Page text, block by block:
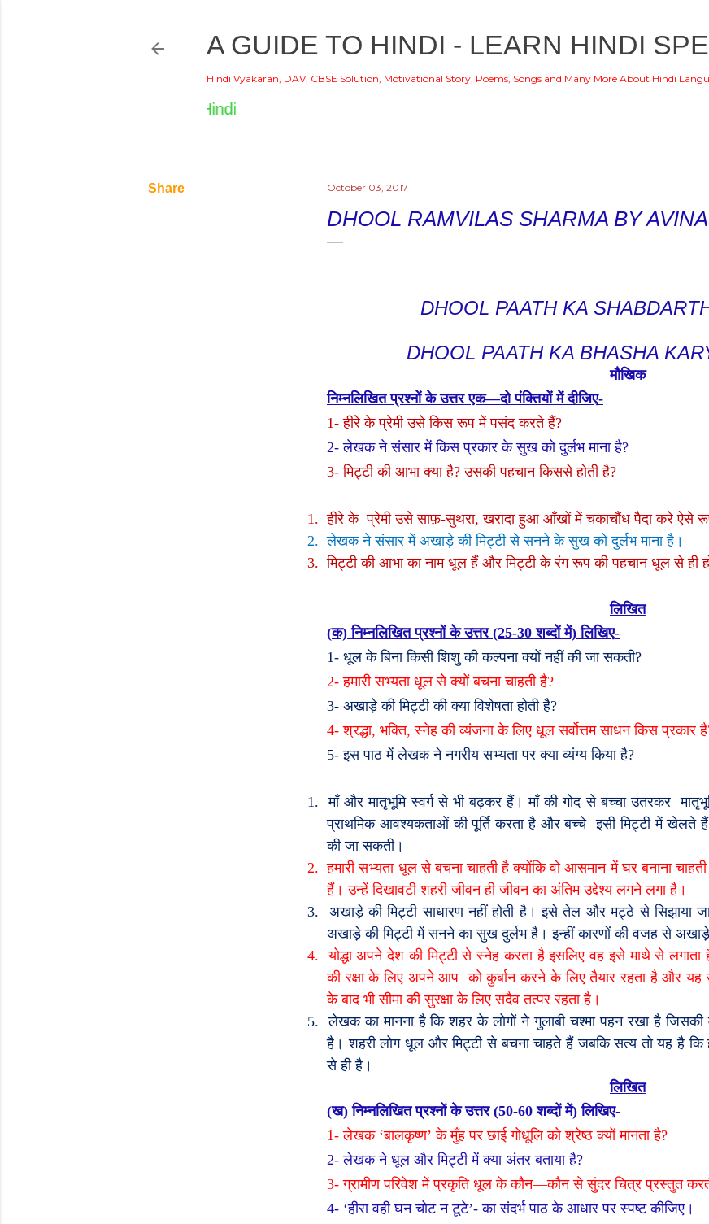
A GUIDE TO HINDI - LEARN HINDI
Hindi Vyakaran, DAV, CBSE Solution, Motivational Story, Poems, Songs and Many More About Hindi
Share October 03, 2017
DHOOL RAMVILAS SHARMA BY
DHOOL PAATH KA
DHOOL PAATH KA BHASHA
मौखिक
निम्नलिखित प्रश्नों के उत्तर एक—दो पंक्तियों में दीजिए-
1-हीरे के प्रेमी उसे किस रूप में पसंद करते हैं?
2-लेखक ने संसार में किस प्रकार के सुख को दुर्लभ माना है?
3-मिट्टी की आभा क्या है?उसकी पहचान किससे होती है?
1. हीरे के प्रेमी उसे साफ़-सुथरा,खरादा हुआ आँखों में चकाचौंध पैदा करे ऐसे
2. लेखक ने संसार में अखाड़े की मिट्टी से सनने के सुख को दुर्लभ माना है।
3. मिट्टी की आभा का नाम धूल हैं और मिट्टी के रंग रूप की पहचान धूल से ही
लिखित
(क) निम्नलिखित प्रश्नों के उत्तर (25-30शब्दों में) लिखिए-
1- धूल के बिना किसी शिशु की कल्पना क्यों नहीं की जा सकती?
2-हमारी सभ्यता धूल से क्यों बचना चाहती है?
3- अखाड़े की मिट्टी की क्या विशेषता होती है?
4-श्रद्धा, भक्ति,स्नेह की व्यंजना के लिए धूल सर्वोत्तम साधन किस प्रकार है
5-इस पाठ में लेखक ने नगरीय सभ्यता पर क्या व्यंग्य किया है?
1. माँ और मातृभूमि स्वर्ग से भी बढ़कर हैं। माँ की गोद से बच्चा उतरकर
प्राथमिक आवश्यकताओं की पूर्ति करता है और बच्चे इसी मिट्टी में खेलते
की जा सकती।
2. हमारी सभ्यता धूल से बचना चाहती है क्योंकि वो आसमान में घर बनाना
हैं। उन्हें दिखावटी शहरी जीवन ही जीवन का अंतिम उद्देश्य लगने लगा है।
3.
अखाड़े की मिट्टी साधारण नहीं होती है। इसे तेल और मट्ठे से सिझाया
अखाड़े की मिट्टी में सनने का सुख दुर्लभ है। इन्हीं कारणों की वजह से अखाड़े
4.
योद्धा अपने देश की मिट्टी से स्नेह करता है इसलिए वह इसे माथे से
की रक्षा के लिए अपने आप को कुर्बान करने के लिए तैयार रहता है और
के बाद भी सीमा की सुरक्षा के लिए सदैव तत्पर रहता है।
5.
लेखक का मानना है कि शहर के लोगों ने गुलाबी चश्मा पहन रखा है जिसकी
है। शहरी लोग धूल और मिट्टी से बचना चाहते हैं जबकि सत्य तो यह है कि
से ही है।
लिखित
(ख) निम्नलिखित प्रश्नों के उत्तर (50-60शब्दों में) लिखिए-
1-लेखक ‘बालकृष्ण’के मुँह पर छाई गोधूलि को श्रेष्ठ क्यों मानता है?
2-लेखक ने धूल और मिट्टी में क्या अंतर बताया है?
3-ग्रामीण परिवेश में प्रकृति धूल के कौन—कौन से सुंदर चित्र प्रस्तुत
4- ‘हीरा वही घन चोट न टूटे’-का संदर्भ पाठ के आधार पर स्पष्ट कीजिए।